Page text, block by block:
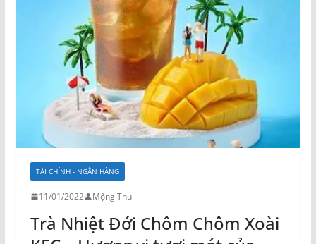
TÀI CHÍNH - NGÂN HÀNG
11/01/2022 Mộng Thu
Trà Nhiệt Đới Chôm Chôm Xoài